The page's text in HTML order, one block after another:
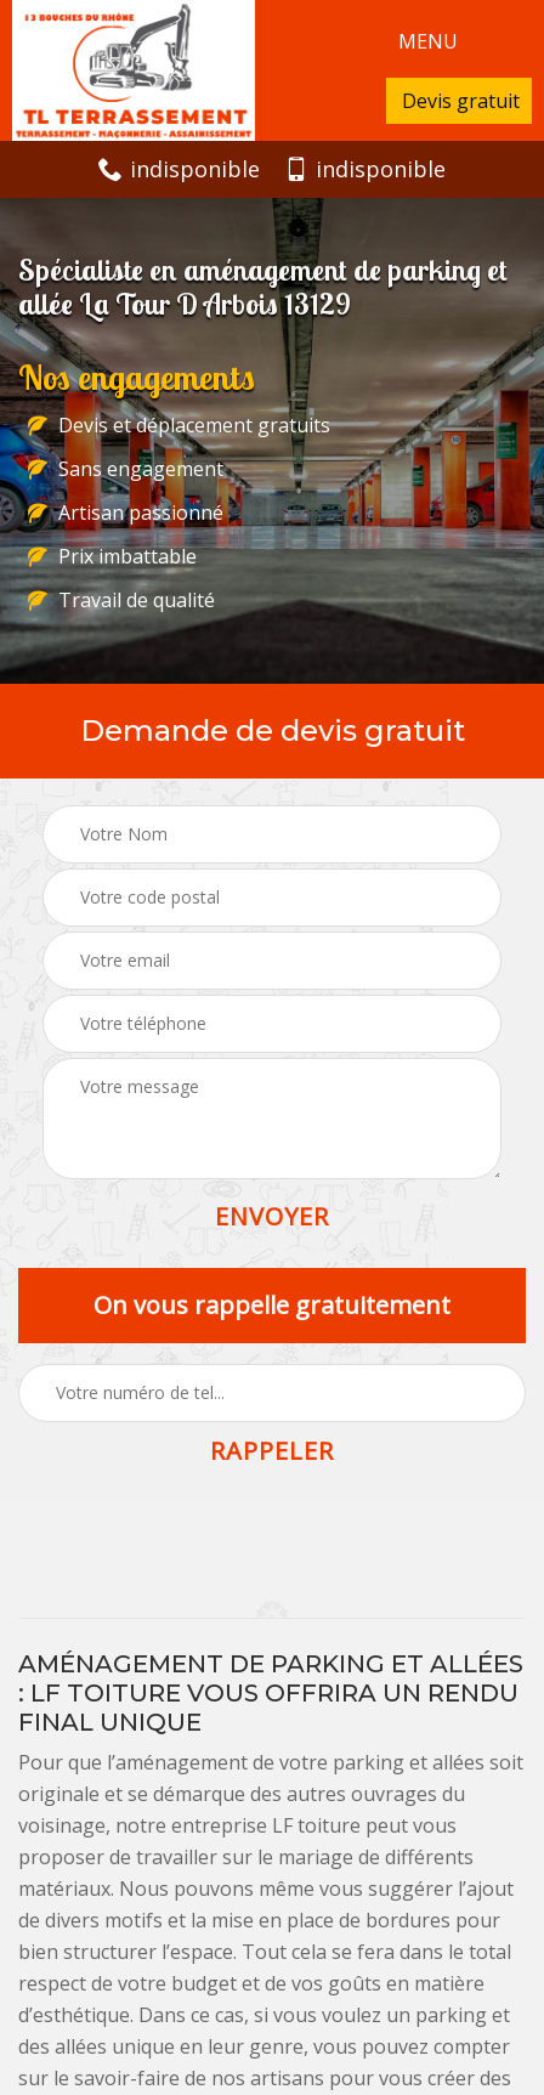
MENU
Devis gratuit
indisponible indisponible
Spécialiste en aménagement de parking et
allée La Tour D Arbois 13129
Nos engagements
Devis et déplacement gratuits
Sans engagement
Artisan passionné
Prix imbattable
Travail de qualité
Demande de devis gratuit
On vous rappelle gratuitement
AMÉNAGEMENT DE PARKING ET ALLÉES
: LF TOITURE VOUS OFFRIRA UN RENDU
FINAL UNIQUE
Pour que l’aménagement de votre parking et allées soit
originale et se démarque des autres ouvrages du
voisinage, notre entreprise LF toiture peut vous
proposer de travailler sur le mariage de différents
matériaux. Nous pouvons même vous suggérer l’ajout
de divers motifs et la mise en place de bordures pour
bien structurer l’espace. Tout cela se fera dans le total
respect de votre budget et de vos goûts en matière
d’esthétique. Dans ce cas, si vous voulez un parking et
des allées unique en leur genre, vous pouvez compter
sur le savoir-faire de nos artisans pour vous créer des